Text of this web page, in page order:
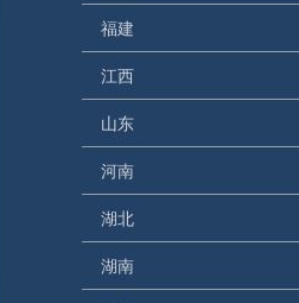
福建
江西
山东
河南
湖北
湖南